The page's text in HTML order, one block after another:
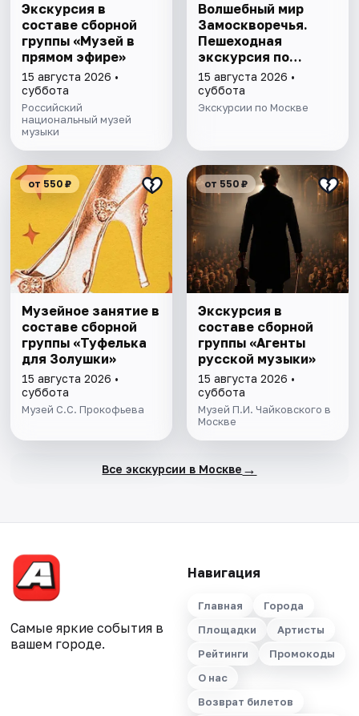
Экскурсия в
составе сборной
группы «Музей в
прямом эфире»
15 августа 2026 •
суббота
Российский
национальный музей
музыки
Волшебный мир
Замоскворечья.
Пешеходная
экскурсия по
Москве
15 августа 2026 •
суббота
Экскурсии по Москве
от 550 ₽
Музейное занятие в
составе сборной
группы «Туфелька
для Золушки»
15 августа 2026 •
суббота
Музей С.С. Прокофьева
от 550 ₽
Экскурсия в
составе сборной
группы «Агенты
русской музыки»
15 августа 2026 •
суббота
Музей П.И. Чайковского в
Москве
Все экскурсии в Москве →
Самые яркие события в
вашем городе.
Навигация
Главная
Города
Площадки
Артисты
Рейтинги
Промокоды
О нас
Возврат билетов